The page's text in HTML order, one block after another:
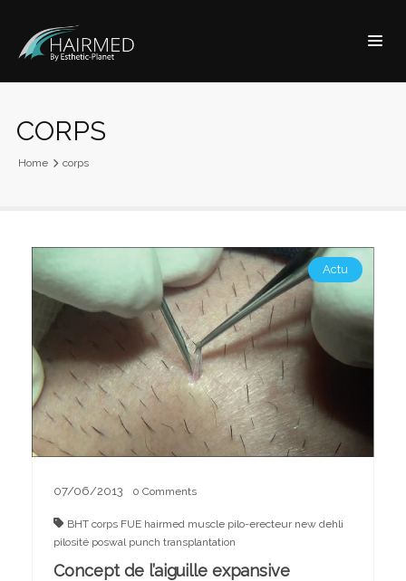
CORPS
Home corps
Actu
07/06/2013 0 Comments
BHT corps FUE hairmed muscle pilo-erecteur new dehli
pilosité poswal punch transplantation
Concept de l’aiguille expansive